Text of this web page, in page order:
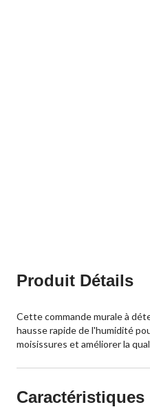
Produit Détails
Cette commande murale à
hausse rapide de l'humidité
moisissures et améliorer la
Caractéristiques